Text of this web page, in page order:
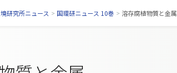
研究所ニュース > 国環研ニュース 10巻 > 溶存腐植物質と金属